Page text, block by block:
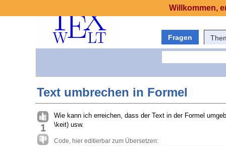
Fragen
Text umbrechen in Formel
1
Wie kann ich erreichen, dass der Text in der Formel
\keit) usw.
Code, hier editierbar zum Übersetzen:
Willkommen,